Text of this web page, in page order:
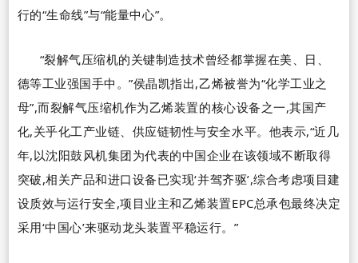
行的“生命线”与“能量中心”。
“裂解气压缩机的关键制造技术曾经都掌握在美、日、
德等工业强国手中。”侯晶凯指出,乙烯被誉为“化学工业之
母”,而裂解气压缩机作为乙烯装置的核心设备之一,其国产
化,关乎化工产业链、供应链韧性与安全水平。他表示,“近几
年,以沈阳鼓风机集团为代表的中国企业在该领域不断取得
突破,相关产品和进口设备已实现‘并驾齐驱’,综合考虑项目建
设质效与运行安全,项目业主和乙烯装置EPC总承包最终决定
采用‘中国心’来驱动龙头装置平稳运行。 ”